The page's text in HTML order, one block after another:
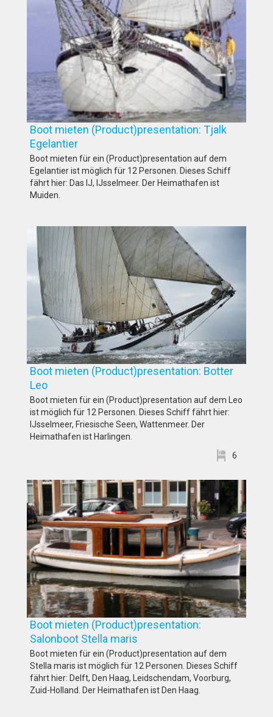
Boot mieten (Product)presentation: Tjalk
Egelantier
Boot mieten für ein (Product)presentation auf dem
Egelantier ist möglich für 12 Personen. Dieses Schiff
fährt hier: Das IJ, IJsselmeer. Der Heimathafen ist
Muiden.
Boot mieten (Product)presentation: Botter
Leo
Boot mieten für ein (Product)presentation auf dem Leo
ist möglich für 12 Personen. Dieses Schiff fährt hier:
IJsselmeer, Friesische Seen, Wattenmeer. Der
Heimathafen ist Harlingen.
6
Boot mieten (Product)presentation:
Salonboot Stella maris
Boot mieten für ein (Product)presentation auf dem
Stella maris ist möglich für 12 Personen. Dieses Schiff
fährt hier: Delft, Den Haag, Leidschendam, Voorburg,
Zuid-Holland. Der Heimathafen ist Den Haag.